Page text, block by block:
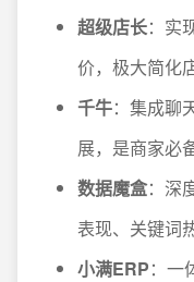
超级店长：实
价，极大简化
千牛：集成聊
展，是商家必
数据魔盒：深
表现、关键词
小满ERP：一